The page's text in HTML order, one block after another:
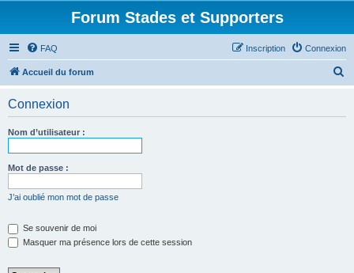
Forum Stades et Supporters
FAQ Connexion
Inscription
Accueil du forum
Connexion
Nom d’utilisateur :
Mot de passe :
J’ai oublié mon mot de passe
Se souvenir de moi
Masquer ma présence lors de cette session